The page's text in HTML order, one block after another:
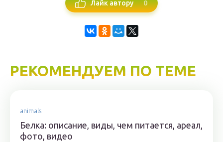
Лайк автору 0
РЕКОМЕНДУЕМ ПО ТЕМЕ
animals
Белка: описание, виды, чем питается, ареал,
фото, видео